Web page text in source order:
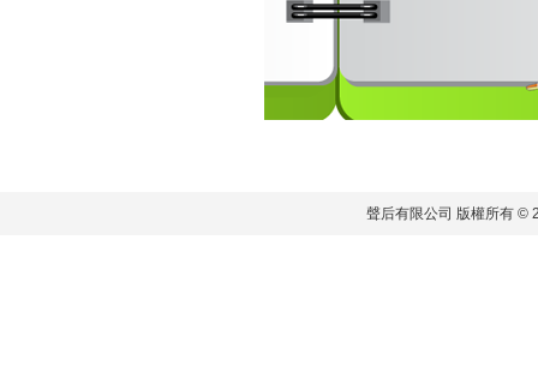
聲后有限公司 版權所有 ©